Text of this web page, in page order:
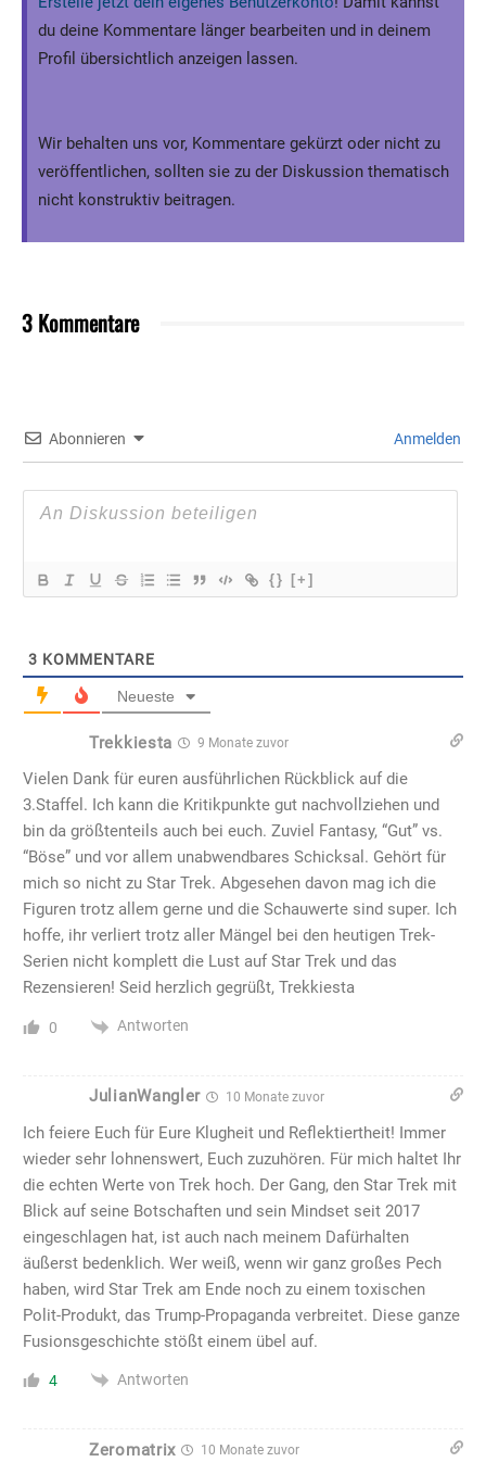
du deine Kommentare länger bearbeiten und in deinem
Profil übersichtlich anzeigen lassen.
Wir behalten uns vor, Kommentare gekürzt oder nicht zu
veröffentlichen, sollten sie zu der Diskussion thematisch
nicht konstruktiv beitragen.
3 Kommentare
Abonnieren Anmelden
{} [+]
3 KOMMENTARE
Neueste
Trekkiesta 9 Monate zuvor
Vielen Dank für euren ausführlichen Rückblick auf die
3.Staffel. Ich kann die Kritikpunkte gut nachvollziehen und
bin da größtenteils auch bei euch. Zuviel Fantasy, “Gut” vs.
“Böse” und vor allem unabwendbares Schicksal. Gehört für
mich so nicht zu Star Trek. Abgesehen davon mag ich die
Figuren trotz allem gerne und die Schauwerte sind super. Ich
hoffe, ihr verliert trotz aller Mängel bei den heutigen Trek-
Serien nicht komplett die Lust auf Star Trek und das
Rezensieren! Seid herzlich gegrüßt, Trekkiesta
0 Antworten
JulianWangler 10 Monate zuvor
Ich feiere Euch für Eure Klugheit und Reflektiertheit! Immer
wieder sehr lohnenswert, Euch zuzuhören. Für mich haltet Ihr
die echten Werte von Trek hoch. Der Gang, den Star Trek mit
Blick auf seine Botschaften und sein Mindset seit 2017
eingeschlagen hat, ist auch nach meinem Dafürhalten
äußerst bedenklich. Wer weiß, wenn wir ganz großes Pech
haben, wird Star Trek am Ende noch zu einem toxischen
Polit-Produkt, das Trump-Propaganda verbreitet. Diese ganze
Fusionsgeschichte stößt einem übel auf.
4 Antworten
Zeromatrix 10 Monate zuvor